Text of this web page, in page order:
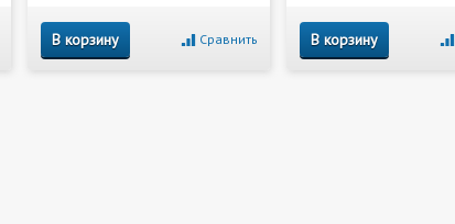
В корзину Сравнить В корзину